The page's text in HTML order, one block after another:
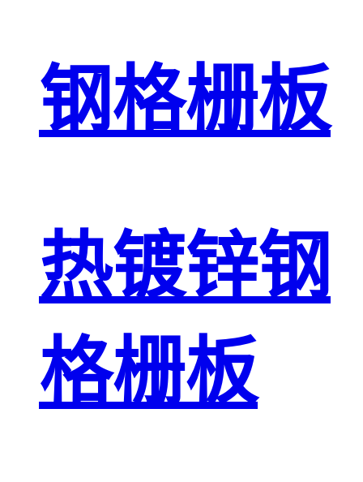
钢格栅板
热镀锌钢
格栅板